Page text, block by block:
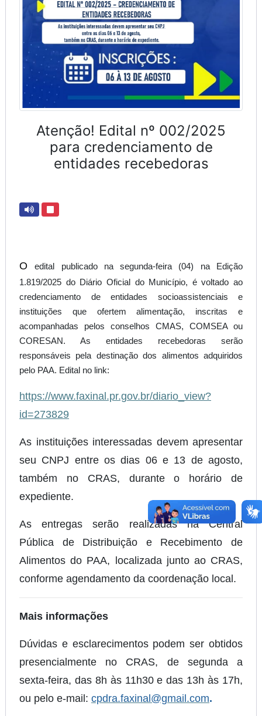
Atenção! Edital nº 002/2025
para credenciamento de
entidades recebedoras
Oedital publicado na segunda-feira (04) na Edição
1.819/2025 do Diário Oficial do Município, é voltado ao
credenciamento de entidades socioassistenciais e
instituições que ofertem alimentação, inscritas e
acompanhadas pelos conselhos CMAS, COMSEA ou
CORESAN. As entidades recebedoras serão
responsáveis pela destinação dos alimentos adquiridos
pelo PAA. Edital no link:
https://www.faxinal.pr.gov.br/diario_view?
id=273829
As instituições interessadas devem apresentar
seu CNPJ entre os dias 06 e 13 de agosto,
também no CRAS, durante o horário de
expediente.
As entregas serão realizadas na Central
Pública de Distribuição e Recebimento de
Alimentos do PAA, localizada junto ao CRAS,
conforme agendamento da coordenação local.
Mais informações
Dúvidas e esclarecimentos podem ser obtidos
presencialmente no CRAS, de segunda a
sexta-feira, das 8h às 11h30 e das 13h às 17h,
ou pelo e-mail: cpdra.faxinal@gmail.com.